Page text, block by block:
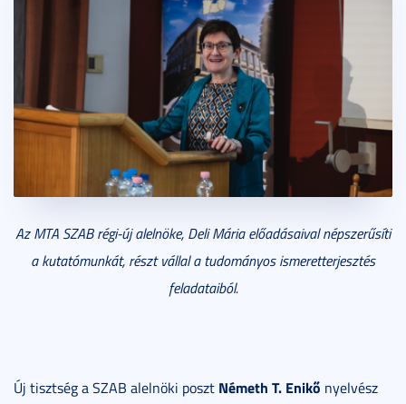
Az MTA SZAB régi-új alelnöke, Deli Mária előadásaival népszerűsíti
a kutatómunkát, részt vállal a tudományos ismeretterjesztés
feladataiból.
Új tisztség a SZAB alelnöki poszt Németh T. Enikő nyelvész